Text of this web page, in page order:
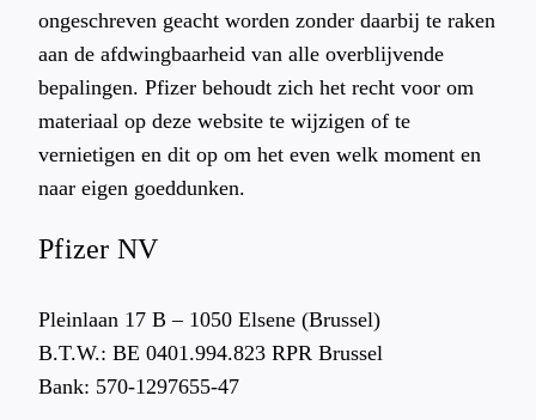
ongeschreven geacht worden zonder daarbij te raken
aan de afdwingbaarheid van alle overblijvende
bepalingen. Pfizer behoudt zich het recht voor om
materiaal op deze website te wijzigen of te
vernietigen en dit op om het even welk moment en
naar eigen goeddunken.
Pfizer NV
Pleinlaan 17 B – 1050 Elsene (Brussel)
B.T.W.: BE 0401.994.823 RPR Brussel
Bank: 570-1297655-47